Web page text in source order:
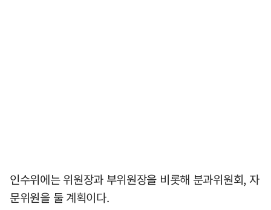
인수위에는 위원장과 부위원장을 비롯해 분과위원회, 자
문위원을 둘 계획이다.